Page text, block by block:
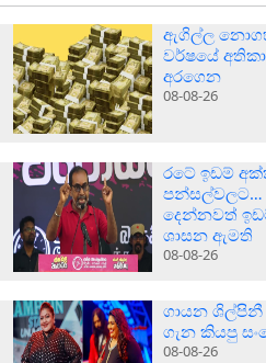
ඇගිල්ල
වර්ෂයේ
අරගෙන
08-08-26
රටේ ඉඩම්
පන්සල්වලට…
දෙන්නවත්
ශාසන ඇමති
08-08-26
ගායන
ගැන කියපු
08-08-26